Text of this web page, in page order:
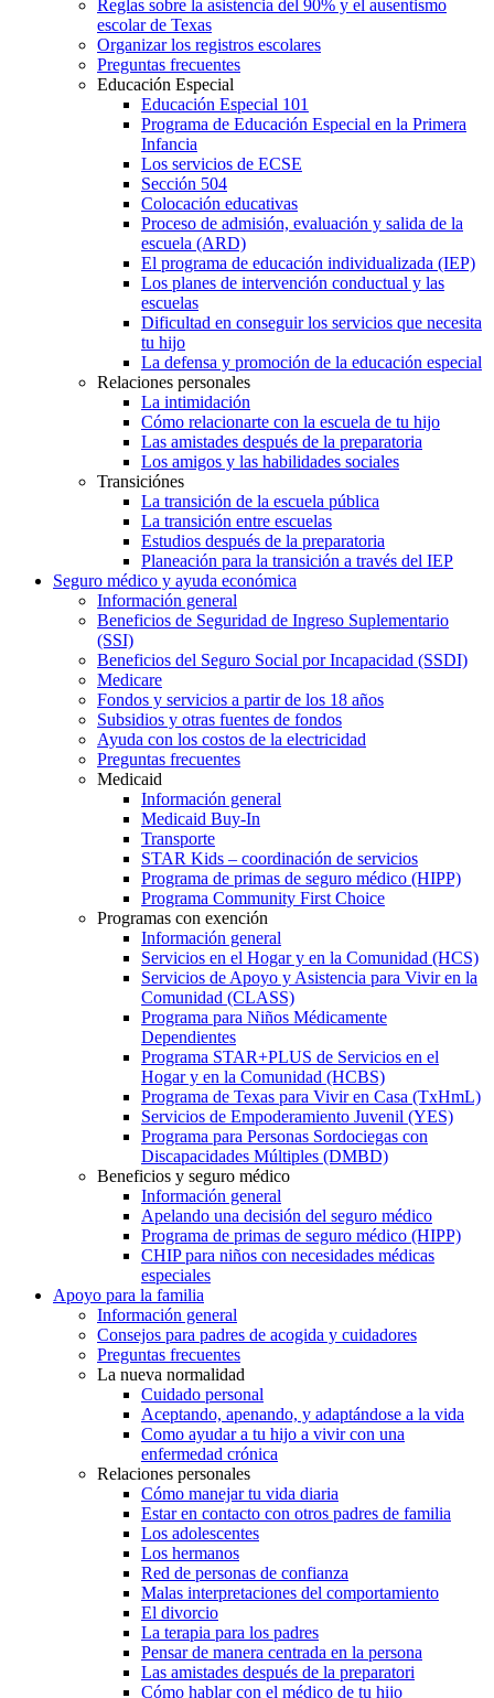
Reglas sobre la asistencia del 90% y el ausentismo
escolar de Texas
Organizar los registros escolares
Preguntas frecuentes
Educación Especial
Educación Especial 101
Programa de Educación Especial en la Primera
Infancia
Los servicios de ECSE
Sección 504
Colocación educativas
Proceso de admisión, evaluación y salida de la
escuela (ARD)
El programa de educación individualizada (IEP)
Los planes de intervención conductual y las
escuelas
Dificultad en conseguir los servicios que necesita
tu hijo
La defensa y promoción de la educación especial
Relaciones personales
La intimidación
Cómo relacionarte con la escuela de tu hijo
Las amistades después de la preparatoria
Los amigos y las habilidades sociales
Transiciónes
La transición de la escuela pública
La transición entre escuelas
Estudios después de la preparatoria
Planeación para la transición a través del IEP
Seguro médico y ayuda económica
Información general
Beneficios de Seguridad de Ingreso Suplementario
(SSI)
Beneficios del Seguro Social por Incapacidad (SSDI)
Medicare
Fondos y servicios a partir de los 18 años
Subsidios y otras fuentes de fondos
Ayuda con los costos de la electricidad
Preguntas frecuentes
Medicaid
Información general
Medicaid Buy-In
Transporte
STAR Kids – coordinación de servicios
Programa de primas de seguro médico (HIPP)
Programa Community First Choice
Programas con exención
Información general
Servicios en el Hogar y en la Comunidad (HCS)
Servicios de Apoyo y Asistencia para Vivir en la
Comunidad (CLASS)
Programa para Niños Médicamente
Dependientes
Programa STAR+PLUS de Servicios en el
Hogar y en la Comunidad (HCBS)
Programa de Texas para Vivir en Casa (TxHmL)
Servicios de Empoderamiento Juvenil (YES)
Programa para Personas Sordociegas con
Discapacidades Múltiples (DMBD)
Beneficios y seguro médico
Información general
Apelando una decisión del seguro médico
Programa de primas de seguro médico (HIPP)
CHIP para niños con necesidades médicas
especiales
Apoyo para la familia
Información general
Consejos para padres de acogida y cuidadores
Preguntas frecuentes
La nueva normalidad
Cuidado personal
Aceptando, apenando, y adaptándose a la vida
Como ayudar a tu hijo a vivir con una
enfermedad crónica
Relaciones personales
Cómo manejar tu vida diaria
Estar en contacto con otros padres de familia
Los adolescentes
Los hermanos
Red de personas de confianza
Malas interpretaciones del comportamiento
El divorcio
La terapia para los padres
Pensar de manera centrada en la persona
Las amistades después de la preparatori
Cómo hablar con el médico de tu hijo